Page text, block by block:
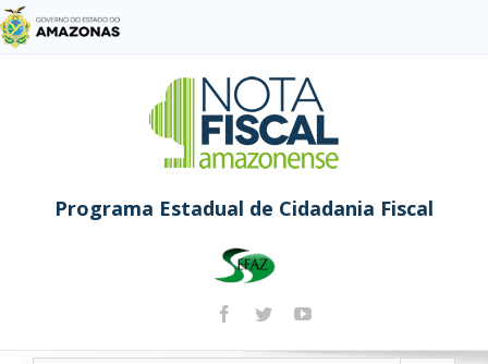
Programa Estadual de Cidadania Fiscal